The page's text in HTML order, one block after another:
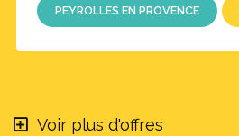
PEYROLLES EN PROVENCE
Voir plus d'offres